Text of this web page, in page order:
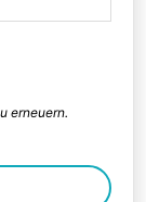
erneuern.